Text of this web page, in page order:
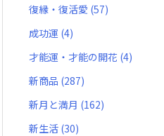
復縁・復活愛 (57)
成功運 (4)
才能運・才能の開花 (4)
新商品 (287)
新月と満月 (162)
新生活 (30)